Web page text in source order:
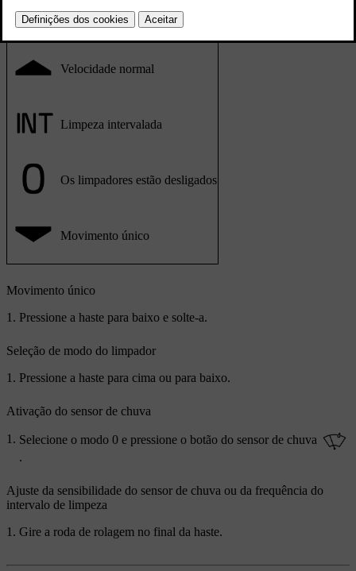
Velocidade alta
Velocidade normal
Limpeza intervalada
Os limpadores estão desligados
Movimento único
Movimento único
Pressione a haste para baixo e solte-a.
Seleção de modo do limpador
Pressione a haste para cima ou para baixo.
Ativação do sensor de chuva
Selecione o modo 0 e pressione o botão do sensor de chuva
.
Ajuste da sensibilidade do sensor de chuva ou da frequência do
intervalo de limpeza
Gire a roda de rolagem no final da haste.